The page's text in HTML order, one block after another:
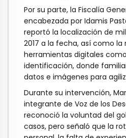
Por su parte, la Fiscalía
encabezada por Idamis
reportó la localización de
2017 a la fecha, así como la
herramientas digitales
identificación, donde
datos e imágenes para
Durante su intervención,
integrante de Voz de los
reconoció la voluntad del
casos, pero señaló que la